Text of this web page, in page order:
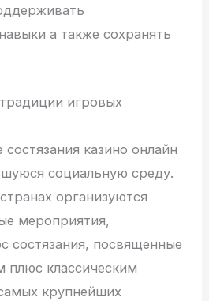
а также сохранять
игровых
казино онлайн
социальную среду.
организуются
мероприятия,
состязания, посвященные
плюс классическим
крупнейших